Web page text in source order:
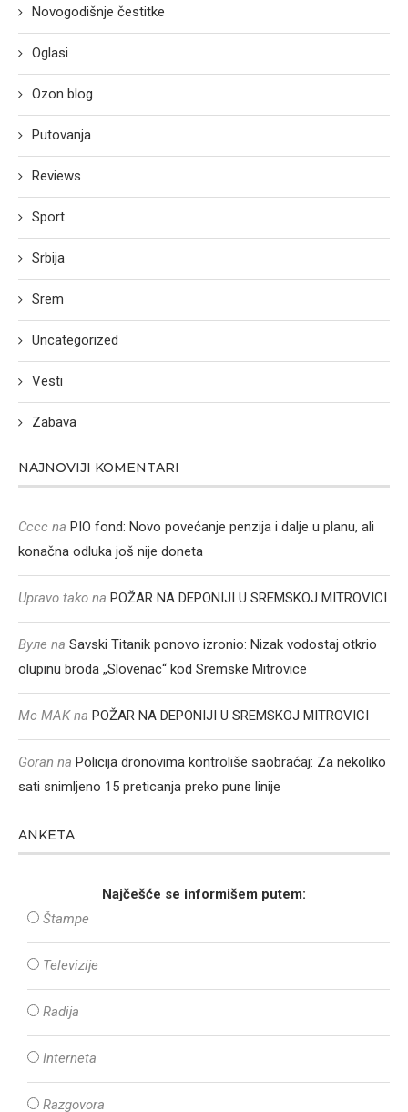
Novogodišnje čestitke
Oglasi
Ozon blog
Putovanja
Reviews
Sport
Srbija
Srem
Uncategorized
Vesti
Zabava
NAJNOVIJI KOMENTARI
Cccc na PIO fond: Novo povećanje penzija i dalje u planu, ali
konačna odluka još nije doneta
Upravo tako na POŽAR NA DEPONIJI U SREMSKOJ MITROVICI
Вуле na Savski Titanik ponovo izronio: Nizak vodostaj otkrio
olupinu broda „Slovenac“ kod Sremske Mitrovice
Mc MAKna POŽAR NA DEPONIJI U SREMSKOJ MITROVICI
Goran na Policija dronovima kontroliše saobraćaj: Za nekoliko
sati snimljeno 15 preticanja preko pune linije
ANKETA
Najčešće se informišem putem:
Štampe
Televizije
Radija
Interneta
Razgovora